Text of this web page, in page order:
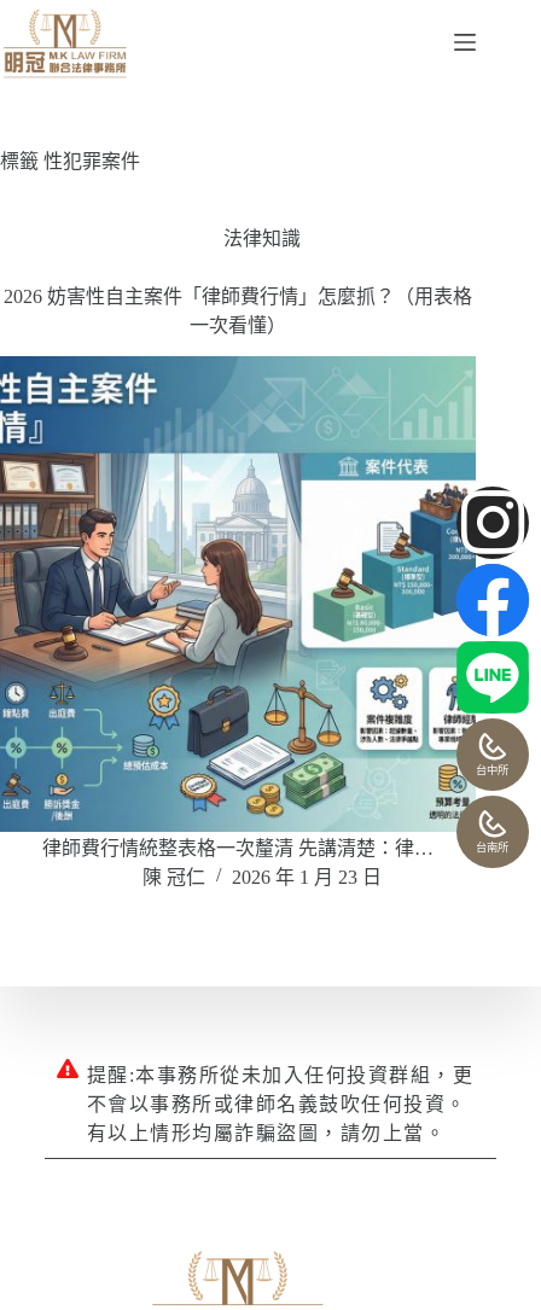
標籤 性犯罪案件
法律知識
2026 妨害性自主案件「律師費行情」怎麼抓？（用表格
一次看懂）
律師費行情統整表格一次釐清 先講清楚：律…
陳 冠仁
2026 年 1 月 23 日
提醒:本事務所從未加入任何投資群組，更
不會以事務所或律師名義鼓吹任何投資。
有以上情形均屬詐騙盜圖，請勿上當。
台中所
台南所